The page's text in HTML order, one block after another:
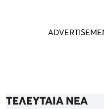
ΤΕΛΕΥΤΑΙΑ ΝΕΑ